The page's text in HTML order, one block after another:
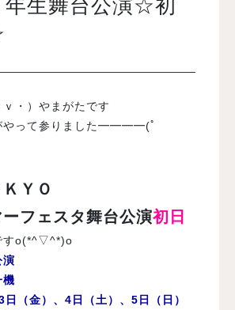
年生舞台公演☆初
・）やまがたです
やって参りました━━━━(ﾟ
ＫＹＯ
ーフェスタ舞台公演初日
すo(*^▽^*)o
日（金）、4日（土）、5日（日）